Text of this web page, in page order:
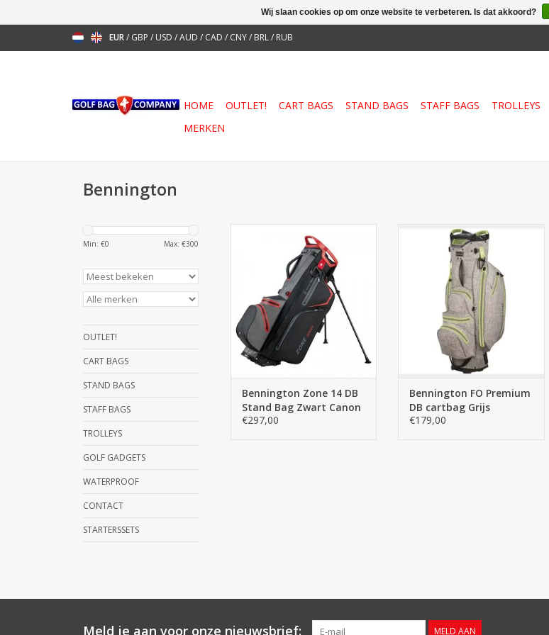
EUR/ GBP / USD /AUD / CAD / CNY/ BRL/ RUB
HOME OUTLET! CART BAGS STAND BAGS STAFF BAGS TROLLEYS
MERKEN
Bennington
Min: €0 Max: €300
OUTLET!
CART BAGS
STAND BAGS
STAFF BAGS
TROLLEYS
GOLF GADGETS
WATERPROOF
CONTACT
STARTERSSETS
Standbag biedt ultieme
draagbaarheid zonder
compromis. 14 clubverdelers,
duurzaam en licht, een must-
have voor golfers!
TOEVOEGEN AAN WINKELWAGEN
Bennington Zone 14 DB
Stand Bag Zwart Canon
Grijs Rood
€297,00
Ontdek de ultieme golftas die
comfort en kwaliteit combineert:
de Bennington FO Premium
Waterproof Cart Bag. Met een
royale 10-inch opening biedt
deze tas volop ruimte en is
vervaardigd uit hoogwaardig
materiaal met een modieuze
denim uitstraling. Dankzij
TOEVOEGEN AAN WINKELWAGEN
Bennington FO Premium
DB cartbag Grijs
€179,00
Meld je aan voor onze nieuwsbrief: MELD AAN
Wij slaan cookies op om onze website te verbeteren. Is dat akkoord?